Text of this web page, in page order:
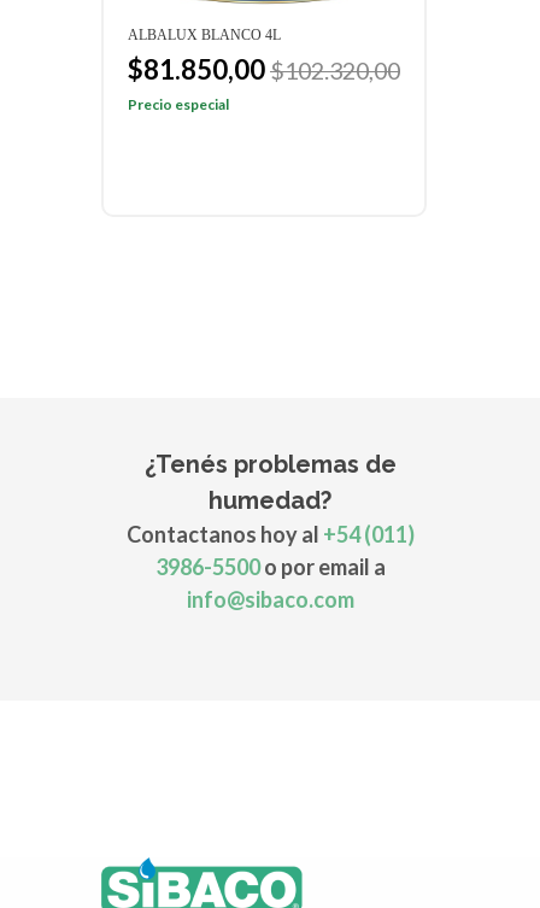
ALBALUX BLANCO 4L
$81.850,00$102.320,00
Precio especial
¿Tenés problemas de
humedad?
Contactanos hoy al +54 (011)
3986-5500o por email a
info@sibaco.com